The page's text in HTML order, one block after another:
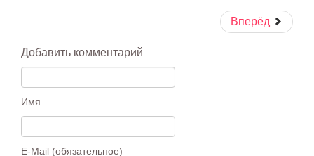
Вперёд
Добавить комментарий
Имя
E-Mail (обязательное)